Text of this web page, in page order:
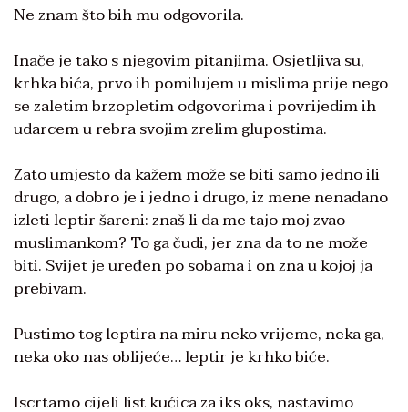
Ne znam što bih mu odgovorila.
Inače je tako s njegovim pitanjima. Osjetljiva su,
krhka bića, prvo ih pomilujem u mislima prije nego
se zaletim brzopletim odgovorima i povrijedim ih
udarcem u rebra svojim zrelim glupostima.
Zato umjesto da kažem može se biti samo jedno ili
drugo, a dobro je i jedno i drugo, iz mene nenadano
izleti leptir šareni: znaš li da me tajo moj zvao
muslimankom? To ga čudi, jer zna da to ne može
biti. Svijet je uređen po sobama i on zna u kojoj ja
prebivam.
Pustimo tog leptira na miru neko vrijeme, neka ga,
neka oko nas oblijeće… leptir je krhko biće.
Iscrtamo cijeli list kućica za iks oks, nastavimo